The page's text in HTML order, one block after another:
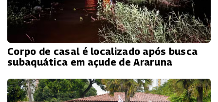
Corpo de casal é localizado após busca
subaquática em açude de Araruna